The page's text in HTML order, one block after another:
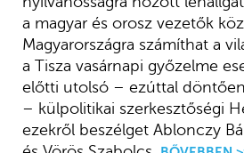
a magyar és orosz vezetők
Magyarországra számíthat a
a Tisza vasárnapi győzelme
előtti utolsó – ezúttal
– külpolitikai szerkesztőségi
ezekről beszélget Ablonczy